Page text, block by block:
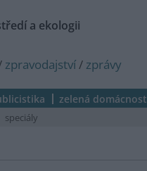
a ekologii
zpravodajství/ zprávy
zelená domácnost
speciály